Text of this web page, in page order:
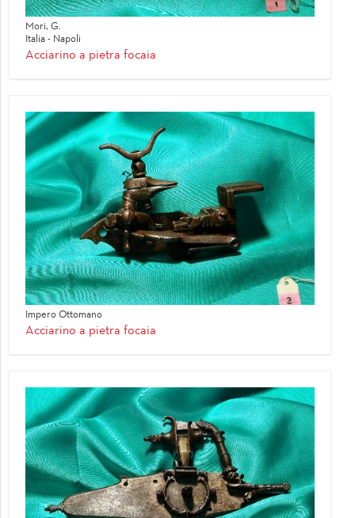
Mori, G.
Italia - Napoli
Acciarino a pietra focaia
Impero Ottomano
Acciarino a pietra focaia